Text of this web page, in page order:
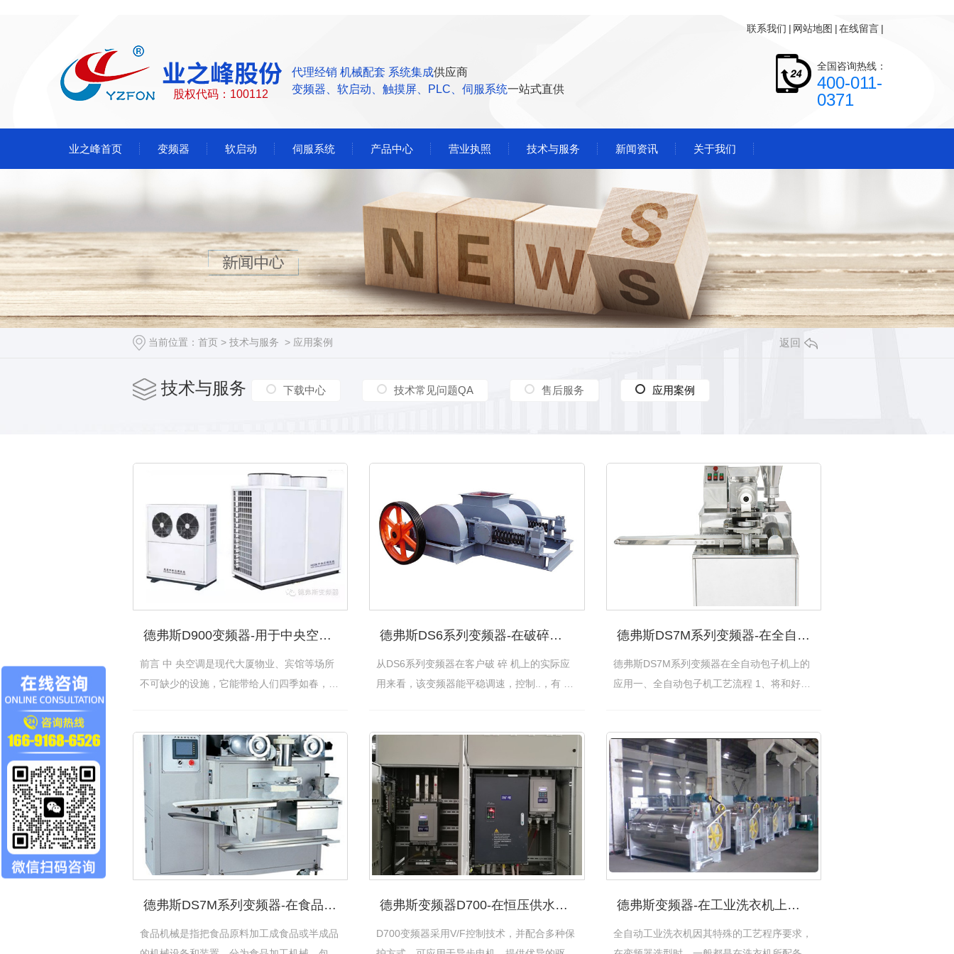
联系我们 | 网站地图 |在线留言 |
股权代码：100112
代理经销 机械配套 系统集成供应商
变频器、软启动、触摸屏、PLC、伺服系统一站式直供
全国咨询热线：
400-011-
0371
业之峰首页 变频器 软启动 伺服系统 产品中心 营业执照 技术与服务 新闻资讯 关于我们
当前位置： 首页 > 技术与服务 > 应用案例 返回
技术与服务 下载中心 技术常见问题QA 售后服务 应用案例
应用案例
德弗斯D900变频器-用于中央空调节能改造
前言 中 央空调是现代大厦物业、宾馆等场所
不可缺少的设施，它能带给人们四季如春，温
德弗斯DS6系列变频器-在破碎机上的应用
从DS6系列变频器在客户破 碎 机上的实际应
用来看，该变频器能平稳调速，控制..，有 效.
德弗斯DS7M系列变频器-在全自动包子机上的应用
德弗斯DS7M系列变频器在全自动包子机上的
应用一、全自动包子机工艺流程 1、将和好的
德弗斯DS7M系列变频器-在食品加工机械的应用
食品机械是指把食品原料加工成食品或半成品
德弗斯变频器D700-在恒压供水中的应用（焦作）
D700变频器采用V/F控制技术，并配合多种保
德弗斯变频器-在工业洗衣机上的应用方案
全自动工业洗衣机因其特殊的工艺程序要求，